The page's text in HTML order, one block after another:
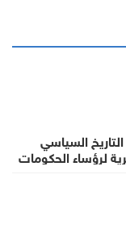
السياسي
لرؤساء الحكومات